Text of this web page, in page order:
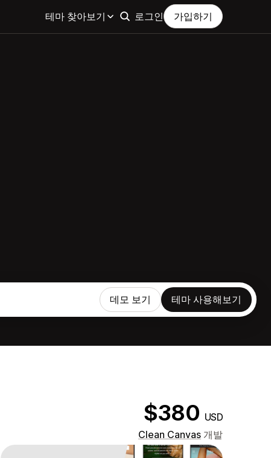
테마 찾아보기 로그인 가입하기
데모 보기 테마 사용해보기
$380 USD
Clean Canvas 개발